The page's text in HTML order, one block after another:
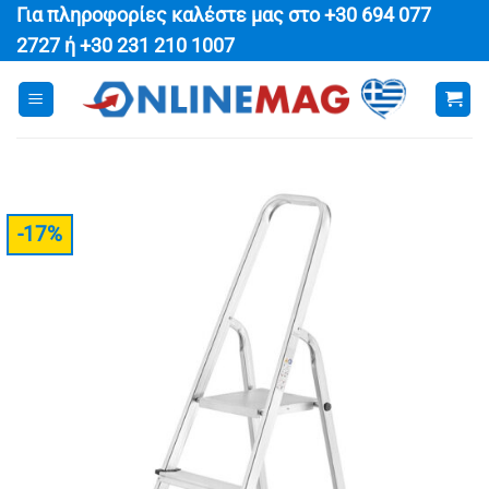
Μετάβαση
στο
περιεχόμενο
Για πληροφορίες καλέστε μας στο +30 694 077
2727 ή +30 231 210 1007
-17%